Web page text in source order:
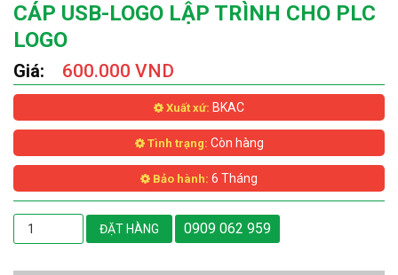
CÁP USB-LOGO LẬP TRÌNH CHO PLC
LOGO
Giá: 600.000 VND
Xuất xứ: BKAC
Tình trạng: Còn hàng
Bảo hành: 6 Tháng
ĐẶT HÀNG 0909 062 959